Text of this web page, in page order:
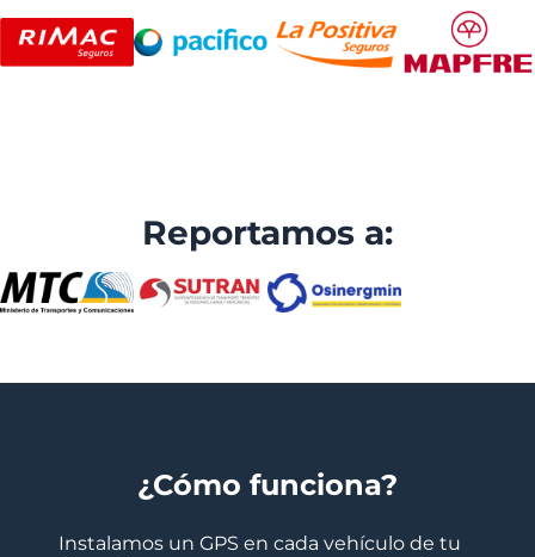
Reportamos a:
¿Cómo funciona?
Instalamos un GPS en cada vehículo de tu